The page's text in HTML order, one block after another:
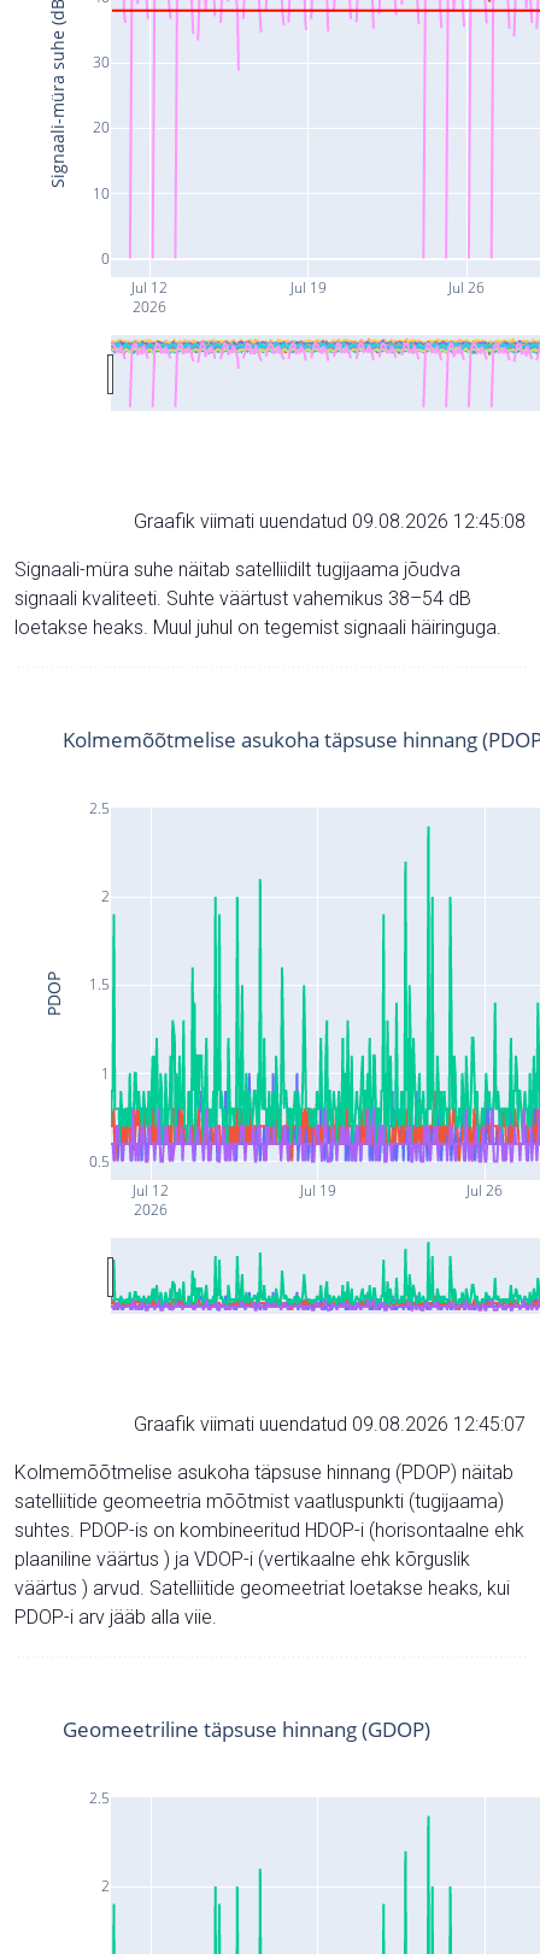
Jul 12
2026
Jul 19 Jul 26
0
10
20
30
Signaali-müra suhe (dB)
Graafik viimati uuendatud 09.08.2026 12:45:08
Signaali-müra suhe näitab satelliidilt tugijaama jõudva
signaali kvaliteeti. Suhte väärtust vahemikus 38–54 dB
loetakse heaks. Muul juhul on tegemist signaali häiringuga.
Jul 12
2026
Jul 19 Jul 26
0.5
1
1.5
2
2.5
Kolmemõõtmelise asukoha täpsuse hinnang
PDOP
Graafik viimati uuendatud 09.08.2026 12:45:07
Kolmemõõtmelise asukoha täpsuse hinnang (PDOP) näitab
satelliitide geomeetria mõõtmist vaatluspunkti (tugijaama)
suhtes. PDOP-is on kombineeritud HDOP-i (horisontaalne ehk
plaaniline väärtus ) ja VDOP-i (vertikaalne ehk kõrguslik
väärtus ) arvud. Satelliitide geomeetriat loetakse heaks, kui
PDOP-i arv jääb alla viie.
2
2.5
Geomeetriline täpsuse hinnang (GDOP)